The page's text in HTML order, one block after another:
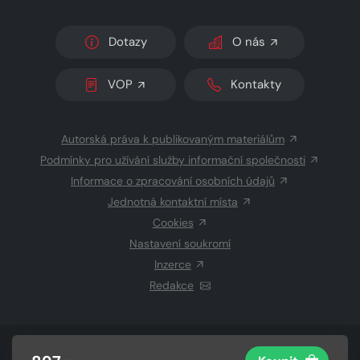
Dotazy O nás
VOP Kontakty
Autorská práva k publikovaným materiálům
Podmínky pro užívání služby informační společnosti
Informace o zpracování osobních údajů
Jednotná kontaktní místa
Cookies
Nastavení soukromí
Inzerce
Redakce
CZECH NEWS CENTER a.s.a dodavatelé